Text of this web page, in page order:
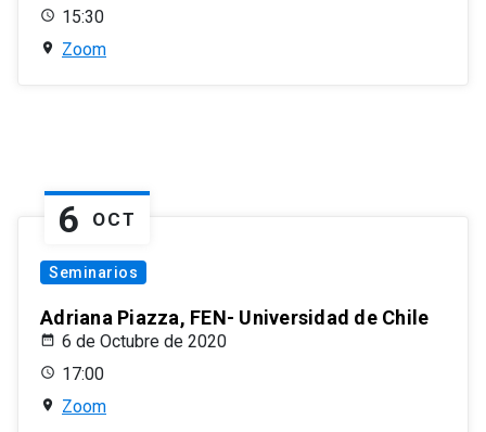
15:30
Zoom
6 OCT
Seminarios
Adriana Piazza, FEN- Universidad de Chile
6 de Octubre de 2020
17:00
Zoom